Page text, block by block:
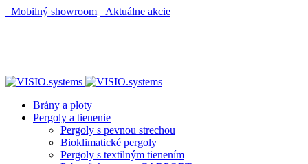
Mobilný showroom
Aktuálne akcie
Brány a ploty
Pergoly a tienenie
Pergoly s pevnou strechou
Bioklimatické pergoly
Pergoly s textilným tienením